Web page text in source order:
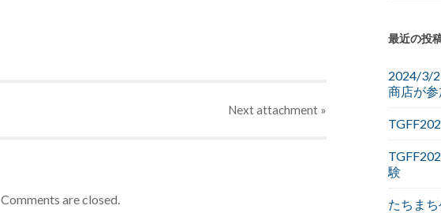
Nextattachment »
Comments are closed.
最近の投
2024/3/
商店が
験
たちま